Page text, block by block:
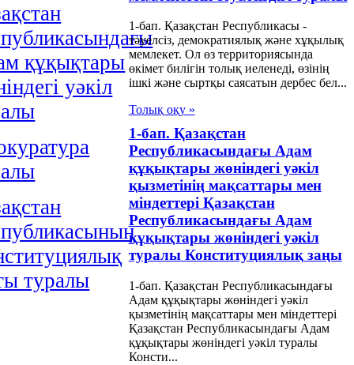
құқықтары
уәкіл
туралы
1-бап. Қазақстан Республикасы -
тәуелсіз, демократиялық және хұқылық
мемлекет. Ол өз территориясында
өкімет билігін толық иеленедi, өзiнiң
iшкi және сыртқы саясатын дербес бел...
Толық оқу »
1-бап. Қазақстан
Республикасындағы Адам
құқықтары жөніндегі уәкіл
қызметінің мақсаттары мен
міндеттері Қазақстан
Республикасындағы Адам
құқықтары жөніндегі уәкіл
туралы Конституциялық заңы
1-бап. Қазақстан Республикасындағы
Адам құқықтары жөніндегі уәкіл
қызметінің мақсаттары мен міндеттері
Қазақстан Республикасындағы Адам
құқықтары жөніндегі уәкіл туралы
Консти...